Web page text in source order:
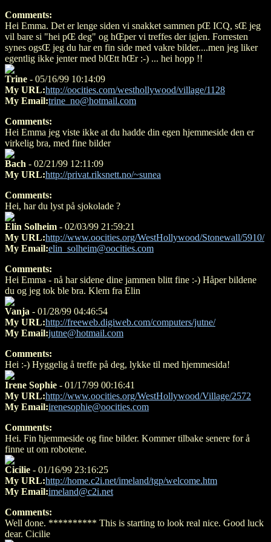
Comments:
Hei Emma. Det er lenge siden vi snakket sammen pŒ ICQ, sŒ jeg
vil bare si "hei pŒ deg" og hŒper vi treffes der igjen. Forresten
synes ogsŒ jeg du har en fin side med vakre bilder....men jeg liker
egentlig ikke jenter med blŒtt hŒr :-) ... hei hopp !!
Trine - 05/16/99 10:14:09
My URL:http://oocities.com/westhollywood/village/1128
My Email:trine_no@hotmail.com
Comments:
Hei Emma jeg viste ikke at du hadde din egen hjemmeside den er
virkelig bra, med fine bilder
Bach - 02/21/99 12:11:09
My URL:http://privat.riksnett.no/~sunea
Comments:
Hei, har du lyst på sjokolade ?
Elin Solheim - 02/03/99 21:59:21
My URL:http://www.oocities.org/WestHollywood/Stonewall/5910/
My Email:elin_solheim@oocities.com
Comments:
Hei Emma - nå har sidene dine jammen blitt fine :-) Håper bildene
du og jeg tok ble bra. Klem fra Elin
Vanja - 01/28/99 04:46:54
My URL:http://freeweb.digiweb.com/computers/jutne/
My Email:jutne@hotmail.com
Comments:
Hei :-) Hyggelig å treffe på deg, lykke til med hjemmesida!
Irene Sophie - 01/17/99 00:16:41
My URL:http://www.oocities.org/WestHollywood/Village/2572
My Email:irenesophie@oocities.com
Comments:
Hei. Fin hjemmeside og fine bilder. Kommer tilbake senere for å
finne ut om robotene.
Cicilie - 01/16/99 23:16:25
My URL:http://home.c2i.net/imeland/tgp/welcome.htm
My Email:imeland@c2i.net
Comments:
Well done. ********** This is starting to look real nice. Good luck
dear. Cicilie